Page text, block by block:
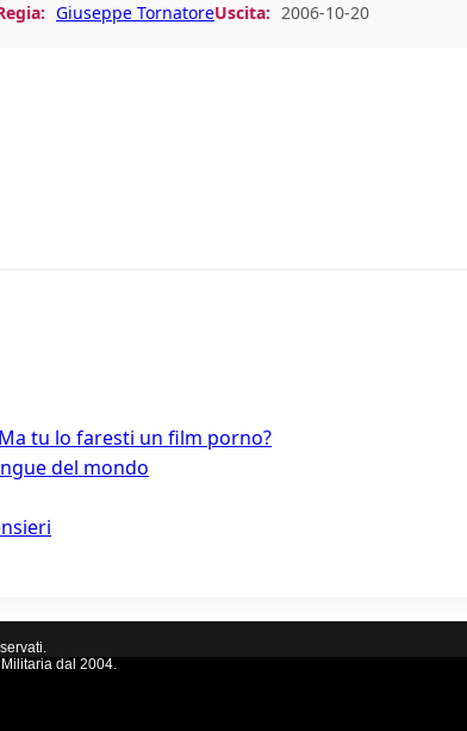
Giuseppe TornatoreUscita: 2006-10-20
tu lo faresti un film porno?
del mondo
dal 2004.